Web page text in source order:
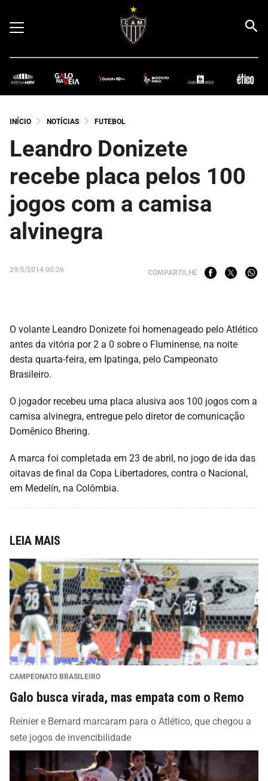
INÍCIO NOTÍCIAS FUTEBOL
Leandro Donizete
recebe placa pelos 100
jogos com a camisa
alvinegra
29/5/2014 00:26 COMPARTILHE
O volante Leandro Donizete foi homenageado pelo Atlético
antes da vitória por 2 a 0 sobre o Fluminense, na noite
desta quarta-feira, em Ipatinga, pelo Campeonato
Brasileiro.
O jogador recebeu uma placa alusiva aos 100 jogos com a
camisa alvinegra, entregue pelo diretor de comunicação
Domênico Bhering.
A marca foi completada em 23 de abril, no jogo de ida das
oitavas de final da Copa Libertadores, contra o Nacional,
em Medelín, na Colômbia.
LEIA MAIS
CAMPEONATO BRASILEIRO
Galo busca virada, mas empata com o Remo
Reinier e Bernard marcaram para o Atlético, que chegou a
sete jogos de invencibilidade